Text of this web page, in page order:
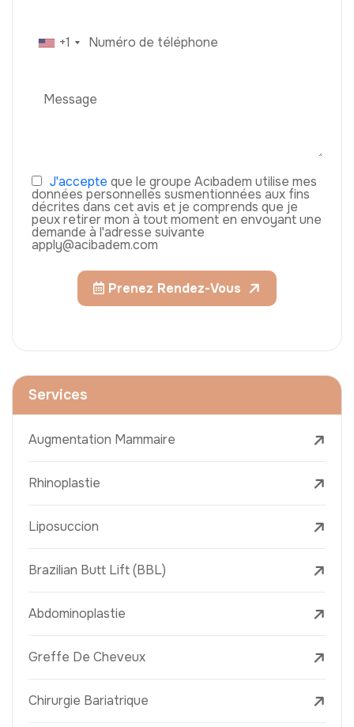
+1
J'accepte que le groupe Acıbadem utilise mes
données personnelles susmentionnées aux fins
décrites dans cet avis et je comprends que je
peux retirer mon à tout moment en envoyant une
demande à l'adresse suivante
apply@acibadem.com
Prenez Rendez-Vous
Services
Augmentation Mammaire
Rhinoplastie
Liposuccion
Brazilian Butt Lift (BBL)
Abdominoplastie
Greffe De Cheveux
Chirurgie Bariatrique